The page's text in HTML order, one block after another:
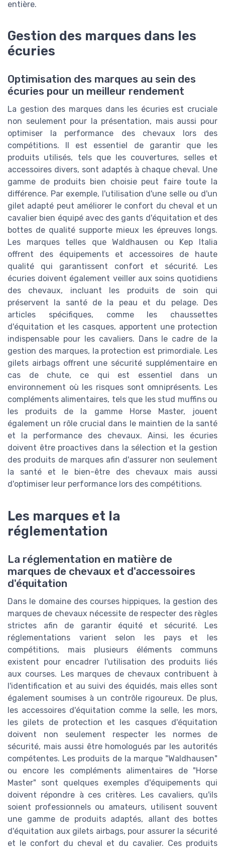
entière.
Gestion des marques dans les
écuries
Optimisation des marques au sein des
écuries pour un meilleur rendement
La gestion des marques dans les écuries est cruciale
non seulement pour la présentation, mais aussi pour
optimiser la performance des chevaux lors des
compétitions. Il est essentiel de garantir que les
produits utilisés, tels que les couvertures, selles et
accessoires divers, sont adaptés à chaque cheval. Une
gamme de produits bien choisie peut faire toute la
différence. Par exemple, l'utilisation d'une selle ou d'un
gilet adapté peut améliorer le confort du cheval et un
cavalier bien équipé avec des gants d'équitation et des
bottes de qualité supporte mieux les épreuves longs.
Les marques telles que Waldhausen ou Kep Italia
offrent des équipements et accessoires de haute
qualité qui garantissent confort et sécurité. Les
écuries doivent également veiller aux soins quotidiens
des chevaux, incluant les produits de soin qui
préservent la santé de la peau et du pelage. Des
articles spécifiques, comme les chaussettes
d'équitation et les casques, apportent une protection
indispensable pour les cavaliers. Dans le cadre de la
gestion des marques, la protection est primordiale. Les
gilets airbags offrent une sécurité supplémentaire en
cas de chute, ce qui est essentiel dans un
environnement où les risques sont omniprésents. Les
compléments alimentaires, tels que les stud muffins ou
les produits de la gamme Horse Master, jouent
également un rôle crucial dans le maintien de la santé
et la performance des chevaux. Ainsi, les écuries
doivent être proactives dans la sélection et la gestion
des produits de marques afin d'assurer non seulement
la santé et le bien-être des chevaux mais aussi
d'optimiser leur performance lors des compétitions.
Les marques et la
réglementation
La réglementation en matière de
marques de chevaux et d'accessoires
d'équitation
Dans le domaine des courses hippiques, la gestion des
marques de chevaux nécessite de respecter des règles
strictes afin de garantir équité et sécurité. Les
réglementations varient selon les pays et les
compétitions, mais plusieurs éléments communs
existent pour encadrer l'utilisation des produits liés
aux courses. Les marques de chevaux contribuent à
l'identification et au suivi des équidés, mais elles sont
également soumises à un contrôle rigoureux. De plus,
les accessoires d'équitation comme la selle, les mors,
les gilets de protection et les casques d'équitation
doivent non seulement respecter les normes de
sécurité, mais aussi être homologués par les autorités
compétentes. Les produits de la marque "Waldhausen"
ou encore les compléments alimentaires de "Horse
Master" sont quelques exemples d'équipements qui
doivent répondre à ces critères. Les cavaliers, qu'ils
soient professionnels ou amateurs, utilisent souvent
une gamme de produits adaptés, allant des bottes
d'équitation aux gilets airbags, pour assurer la sécurité
et le confort du cheval et du cavalier. Ces produits